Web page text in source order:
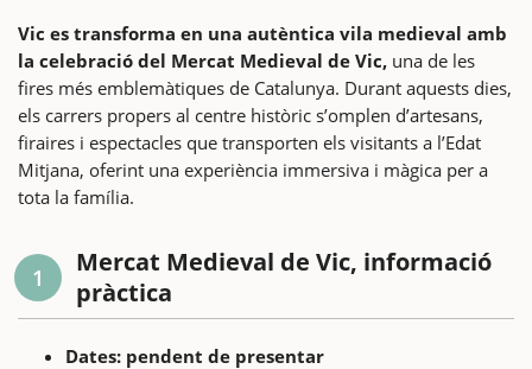
Vic es transforma en una autèntica vila medieval amb
la celebració del Mercat Medieval de Vic, una de les
fires més emblemàtiques de Catalunya. Durant aquests dies,
els carrers propers al centre històric s’omplen d’artesans,
firaires i espectacles que transporten els visitants a l’Edat
Mitjana, oferint una experiència immersiva i màgica per a
tota la família.
1
Mercat Medieval de Vic, informació
pràctica
Dates: pendent de presentar